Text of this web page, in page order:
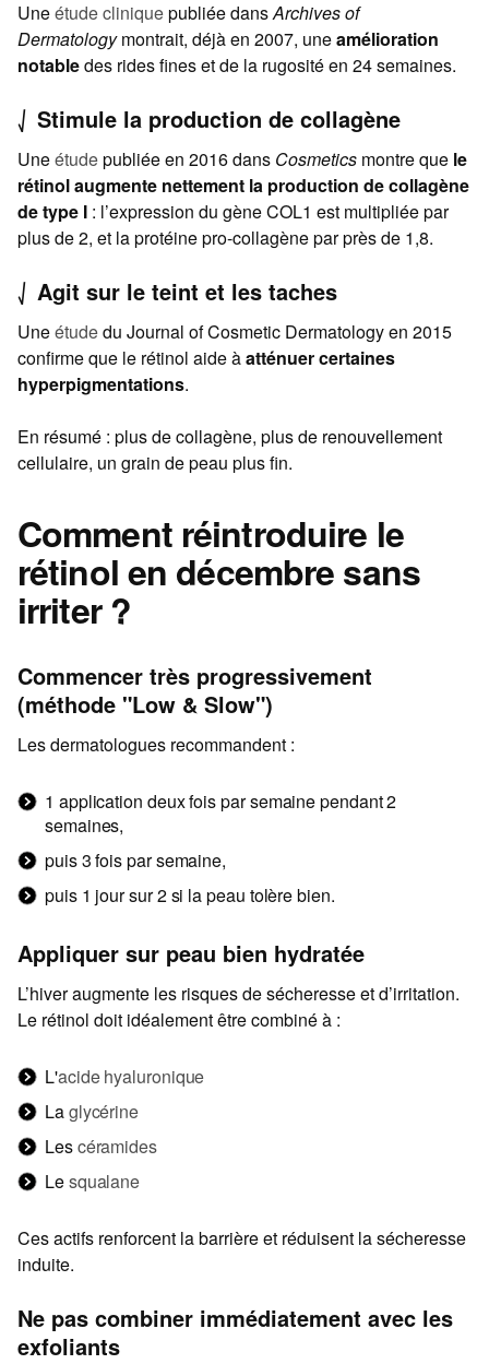
Uneétude cliniquepubliée dansArchives of
Dermatologymontrait, déjà en 2007, uneamélioration
notabledes rides fines et de la rugosité en 24 semaines.
⎷ Stimule la production de collagène
Uneétudepubliée en 2016 dans Cosmetics montre que le
rétinol augmente nettement la production de collagène
de type I : l’expression du gène COL1 est multipliée par
plus de 2, et la protéine pro-collagène par près de 1,8.
⎷ Agit sur le teint et les taches
Uneétudedu Journal of Cosmetic Dermatology en 2015
confirme que le rétinol aide àatténuer certaines
hyperpigmentations.
En résumé : plus de collagène, plus de renouvellement
cellulaire, un grain de peau plus fin.
Comment réintroduire le
rétinol en décembre sans
irriter ?
Commencer très progressivement
(méthode "Low & Slow")
Les dermatologues recommandent :
1 application deux fois par semaine pendant 2
semaines,
puis 3 fois par semaine,
puis 1 jour sur 2 si la peau tolère bien.
Appliquer sur peau bien hydratée
L’hiver augmente les risques de sécheresse et d’irritation.
Le rétinol doit idéalement être combiné à :
L'acide hyaluronique
Laglycérine
Lescéramides
Lesqualane
Ces actifs renforcent la barrière et réduisent la sécheresse
induite.
Ne pas combiner immédiatement avec les
exfoliants